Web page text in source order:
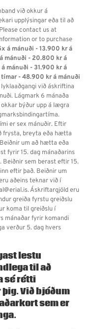
við okkur á
upplýsingar eða til að
contact us at
or to purchase
á mánuði - 13.900 kr á
mánuði - 20.800 kr á
mánuði - 31.900 kr á
- 48.900 kr á mánuði
við áskriftina
Lágmark 6 mánaða
býður upp á lægra
er sex mánuðir. Eftir
frysta, breyta eða hætta
um að hætta eða
fyrir 15. dag mánaðarins
sem berast eftir 15.
eftir það. Beiðnir um
aðeins teknar við í
Áskriftargjöld eru
greiða fyrstu greiðslu
koma til greiðslu í
mánaðar fyrir komandi
verður 5. dag hvers
lestu
til að
sé rétti
Við bjóðum
sem er